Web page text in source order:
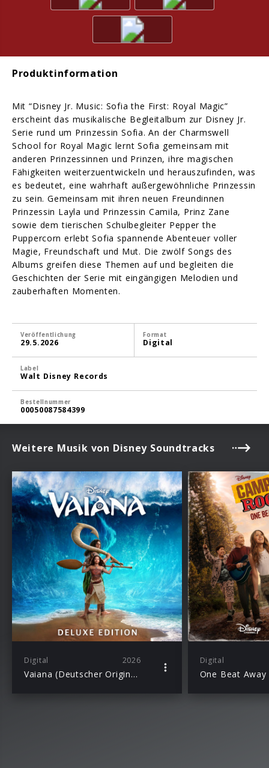
Produktinformation
Mit “Disney Jr. Music: Sofia the First: Royal Magic”
erscheint das musikalische Begleitalbum zur Disney Jr.
Serie rund um Prinzessin Sofia. An der Charmswell
School for Royal Magic lernt Sofia gemeinsam mit
anderen Prinzessinnen und Prinzen, ihre magischen
Fähigkeiten weiterzuentwickeln und herauszufinden, was
es bedeutet, eine wahrhaft außergewöhnliche Prinzessin
zu sein. Gemeinsam mit ihren neuen Freundinnen
Prinzessin Layla und Prinzessin Camila, Prinz Zane
sowie dem tierischen Schulbegleiter Pepper the
Puppercorn erlebt Sofia spannende Abenteuer voller
Magie, Freundschaft und Mut. Die zwölf Songs des
Albums greifen diese Themen auf und begleiten die
Geschichten der Serie mit eingängigen Melodien und
zauberhaften Momenten.
Veröffentlichung
29.5.2026
Format
Digital
Label
Walt Disney Records
Bestellnummer
00050087584399
Weitere Musik von Disney Soundtracks
Digital 2026
Vaiana (Deutscher Original Film-Soundtrack/Deluxe Edition)
Digital